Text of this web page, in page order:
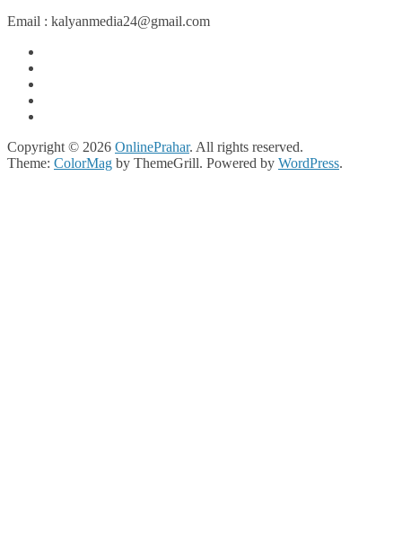
Email : kalyanmedia24@gmail.com
Copyright © 2026 OnlinePrahar. All rights reserved.
Theme: ColorMag by ThemeGrill. Powered by WordPress.